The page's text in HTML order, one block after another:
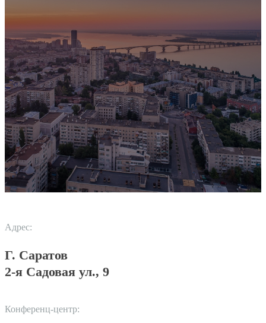
Адрес:
Г. Саратов
2-я Садовая ул., 9
Конференц-центр: